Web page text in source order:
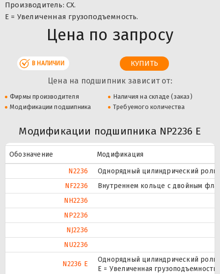
Производитель: CX.
Е = Увеличенная грузоподъемность.
Цена по запросу
В НАЛИЧИИ
Цена на подшипник зависит от:
Фирмы производителя
Наличия на складе (заказ)
Модификации подшипника
Требуемого количества
Модификации подшипника NP2236 E
Обозначение
Модификация
N2236
Однорядный цилиндрический
NF2236
Внутреннем кольце с двойным
NH2236
NP2236
NJ2236
NU2236
N2236 E
Однорядный цилиндрический
Е = Увеличенная грузоподъемность.